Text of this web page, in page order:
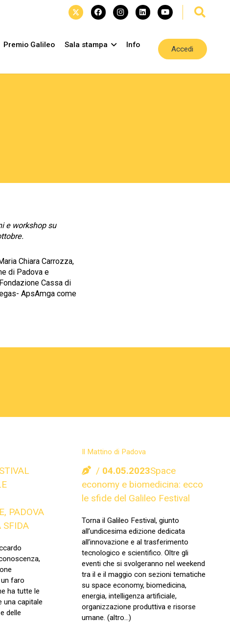
Premio Galileo Sala stampa Info
Accedi
e workshop su
Chiara Carrozza,
di Padova e
Cassa di
ApsAmga come
PADOVA
SFIDA
un faro
ha tutte le
una capitale
delle
Il Mattino di Padova
04.05.2023Space
economy e biomedicina: ecco
le sfide del Galileo Festival
Torna il Galileo Festival, giunto
all’undicesima edizione dedicata
all’innovazione e al trasferimento
tecnologico e scientifico. Oltre gli
eventi che si svolgeranno nel weekend
tra il e il maggio con sezioni tematiche
su space economy, biomedicina,
energia, intelligenza artificiale,
organizzazione produttiva e risorse
umane. (altro…)